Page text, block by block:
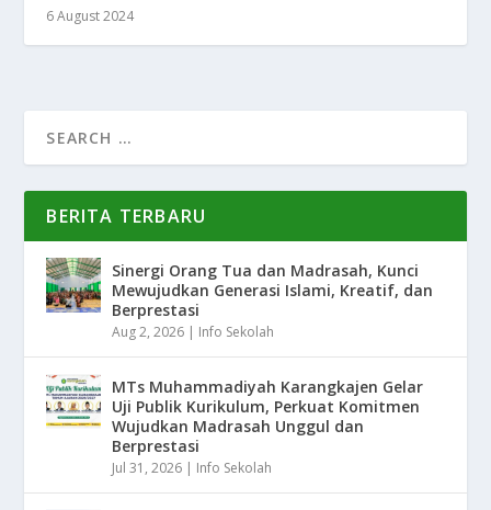
6 August 2024
BERITA TERBARU
Sinergi Orang Tua dan Madrasah, Kunci
Mewujudkan Generasi Islami, Kreatif, dan
Berprestasi
Aug 2, 2026 | Info Sekolah
MTs Muhammadiyah Karangkajen Gelar
Uji Publik Kurikulum, Perkuat Komitmen
Wujudkan Madrasah Unggul dan
Berprestasi
Jul 31, 2026 | Info Sekolah